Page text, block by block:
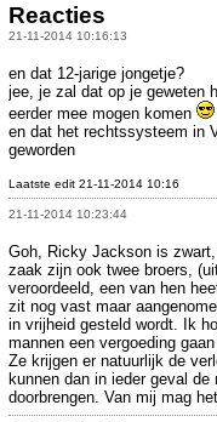
Reacties
21-11-2014 10:16:13
en dat 12-jarige jongetje?
jee, je zal dat op je geweten
eerder mee mogen komen
en dat het rechtssysteem in
geworden
Laatste edit 21-11-2014 10:16
21-11-2014 10:23:44
Goh, Ricky Jackson is
zaak zijn ook twee broers,
veroordeeld, een van hen
zit nog vast maar
in vrijheid gesteld wordt. Ik
mannen een vergoeding
Ze krijgen er natuurlijk de
kunnen dan in ieder geval
doorbrengen. Van mij mag